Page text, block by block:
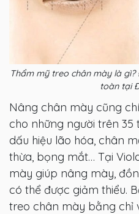
Thẩm mỹ treo chân mày là
toàn tại
Nâng chân mày cũng
cho những người trên 35
dấu hiệu lão hóa, chân
thừa, bọng mắt… Tại
mày giúp nâng mày,
có thể được giảm thiểu.
treo chân mày bằng chỉ